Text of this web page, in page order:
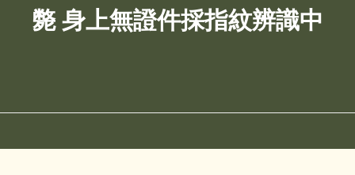
斃 身上無證件採指紋辨識中